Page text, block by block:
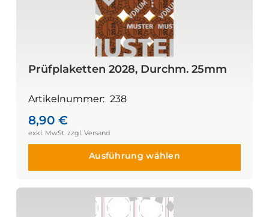
Prüfplaketten 2028, Durchm. 25mm
Artikelnummer: 238
8,90 €
Ausführung wählen